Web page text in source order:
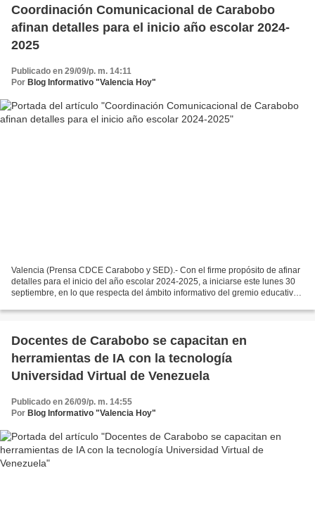
Coordinación Comunicacional de Carabobo
afinan detalles para el inicio año escolar 2024-
2025
Publicado en 29/09/p. m. 14:11
Por Blog Informativo "Valencia Hoy"
Valencia (Prensa CDCE Carabobo y SED).- Con el firme propósito de afinar
detalles para el inicio del año escolar 2024-2025, a iniciarse este lunes 30
septiembre, en lo que respecta del ámbito informativo del gremio educativo,
Docentes de Carabobo se capacitan en
herramientas de IA con la tecnología
Universidad Virtual de Venezuela
Publicado en 26/09/p. m. 14:55
Por Blog Informativo "Valencia Hoy"